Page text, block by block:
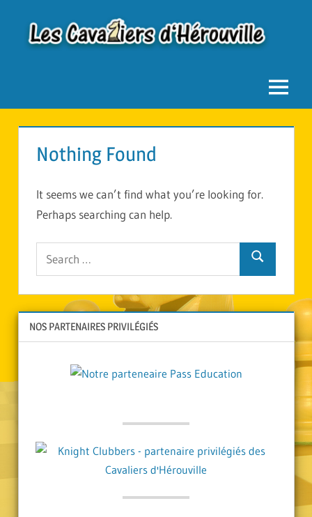
content
Les
d'Hérouville
Menu
Nothing Found
It seems we can’t find what you’re looking for.
Perhaps searching can help.
Search
for:
Search
NOS PARTENAIRES PRIVILÉGIÉS